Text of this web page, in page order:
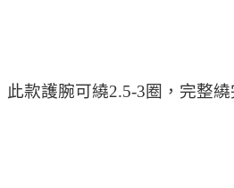
此款護腕可繞2.5-3圈，完整